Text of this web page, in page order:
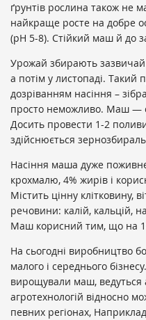
ґрунтів рослина також не
найкраще росте на добре
(рН 5-8). Стійкий маш й до
Урожай збирають зазвичай
а потім у листопаді.
дозріванням насіння –
просто неможливо. Маш —
Досить провести 1-2
здійснюється
Насіння маша дуже
крохмалю, 4% жирів і
Містить цінну клітковину,
речовини: калій, кальцій,
Маш корисний тим, що на
На сьогодні виробництво
малого і середнього
вирощували маш, ведуться
агротехнологій відносно
певних регіонах,